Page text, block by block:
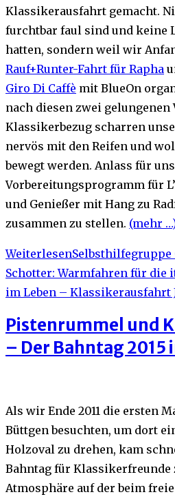
Klassikerausfahrt gemacht.
furchtbar faul sind und keine
hatten, sondern weil wir
Rauf+Runter-Fahrt für Rapha
Giro Di Caffè mit BlueOn
nach diesen zwei
Klassikerbezug scharren
nervös mit den Reifen und
bewegt werden. Anlass für
Vorbereitungsprogramm für
und Genießer mit Hang zu
zusammen zu stellen. (mehr
WeiterlesenSelbsthilfegruppe
Schotter: Warmfahren für die
im Leben – Klassikerausfahrt
Pistenrummel und
– Der Bahntag 2015
Als wir Ende 2011 die ersten
Büttgen besuchten, um dort
Holzoval zu drehen, kam
Bahntag für Klassikerfreunde
Atmosphäre auf der beim